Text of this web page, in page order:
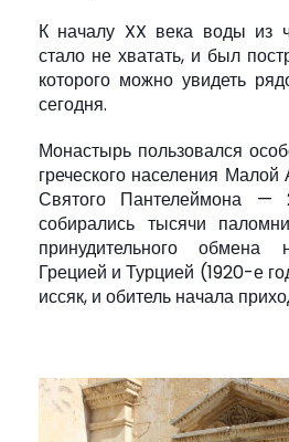
К началу XX века воды из
стало не хватать, и был
которого можно увидеть
сегодня.
Монастырь пользовался
греческого населения
Святого Пантелеймона
собирались тысячи
принудительного обмена
Грецией и Турцией (1920-е
иссяк, и обитель начала